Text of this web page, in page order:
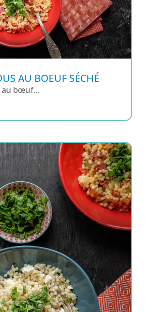
AU BOEUF SÉCHÉ
au bœuf...